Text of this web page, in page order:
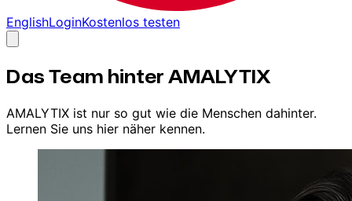
EnglishLoginKostenlos testen
Das Team hinter AMALYTIX
AMALYTIX ist nur so gut wie die Menschen dahinter.
Lernen Sie uns hier näher kennen.